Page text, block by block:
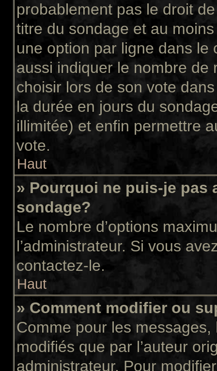
probablement pas le droit
titre du sondage et au
une option par ligne dans le
aussi indiquer le nombre de
choisir lors de son vote
la durée en jours du
illimitée) et enfin permettre
vote.
Haut
» Pourquoi ne puis-je pas
sondage?
Le nombre d’options
l’administrateur. Si vous
contactez-le.
Haut
» Comment modifier ou
Comme pour les
modifiés que par l’auteur
administrateur. Pour